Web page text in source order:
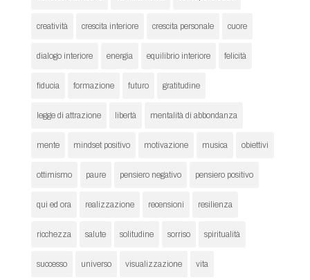
creatività crescita interiore crescita personale cuore
dialogo interiore energia equilibrio interiore felicità
fiducia formazione futuro gratitudine
legge di attrazione libertà mentalità di abbondanza
mente mindset positivo motivazione musica obiettivi
ottimismo paure pensiero negativo pensiero positivo
qui ed ora realizzazione recensioni resilienza
ricchezza salute solitudine sorriso spiritualità
successo universo visualizzazione vita